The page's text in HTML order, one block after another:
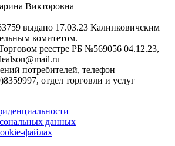
Викторовна
выдано 17.03.23 Калинковичским
комитетом.
реестре РБ №569056 04.12.23,
потребителей, телефон
отдел торговли и услуг
данных
файлах